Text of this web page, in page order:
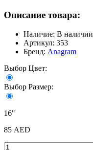
Описание товара:
Наличие: В наличии
Артикул: 353
Бренд: Anagram
Выбор Цвет:
Выбор Размер:
16"
85 AED